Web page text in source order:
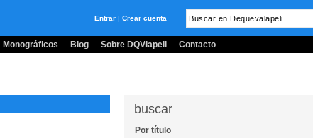
Entrar | Crear cuenta
Monográficos Blog Sobre DQVlapeli Contacto
buscar
Por título